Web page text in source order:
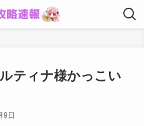
ルティナ様かっこい
9日